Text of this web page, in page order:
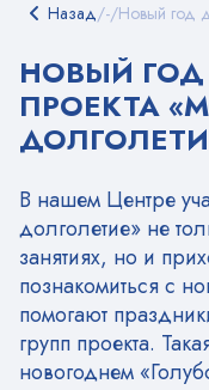
Назад/-/Новый год
НОВЫЙ
ПРОЕКТА
В нашем Центре
долголетие» не
занятиях, но и
познакомиться с
помогают
групп проекта.
новогоднем